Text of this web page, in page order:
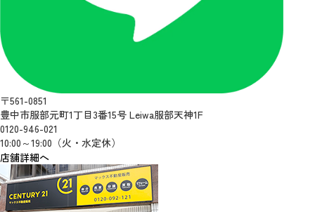
〒561-0851
豊中市服部元町1丁目3番15号 Leiwa服部天神1F
0120-946-021
10:00～19:00（火・水定休）
店舗詳細へ